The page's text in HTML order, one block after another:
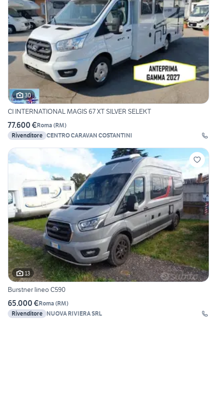
30
CI INTERNATIONAL MAGIS 67 XT SILVER SELEKT
77.600 €Roma (RM)
Rivenditore CENTRO CARAVAN COSTANTINI
13
Burstner lineo C590
65.000 €Roma (RM)
Rivenditore NUOVA RIVIERA SRL